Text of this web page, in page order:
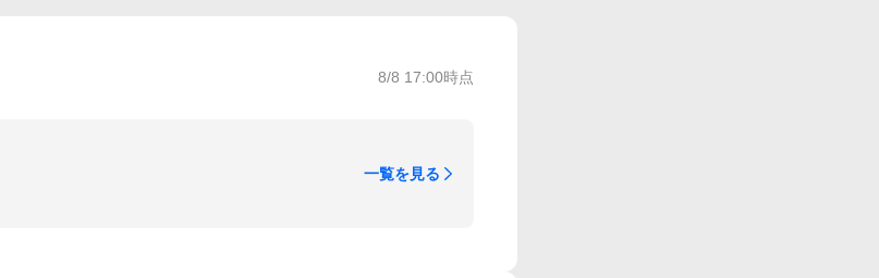
8/8 17:00時点
一覧を見る